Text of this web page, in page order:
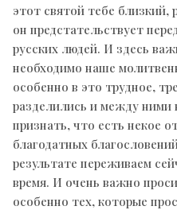
этот святой тебе близкий,
он предстательствует
русских людей. И здесь
необходимо наше
особенно в это трудное,
разделились и между ними
признать, что есть некое
благодатных
результате переживаем
время. И очень важно
особенно тех, которые